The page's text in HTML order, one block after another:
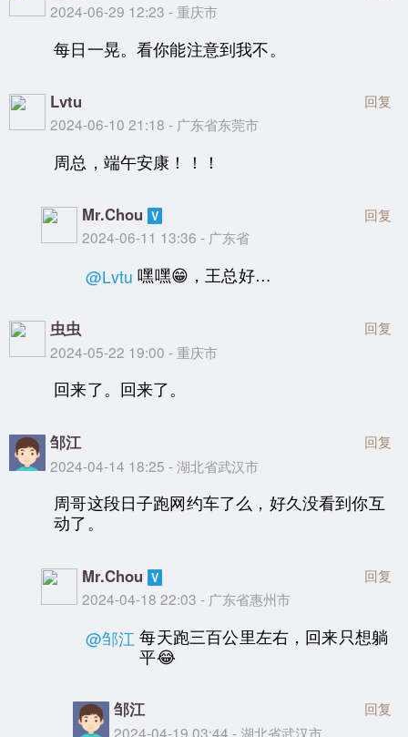
2024-06-29 12:23 - 重庆市
每日一晃。看你能注意到我不。
Lvtu
2024-06-10 21:18 - 广东省东莞市
回复
周总，端午安康！！！
Mr.Chou
2024-06-11 13:36 - 广东省
回复
@Lvtu 嘿嘿😁，王总好…
虫虫
2024-05-22 19:00 - 重庆市
回复
回来了。回来了。
邹江
2024-04-14 18:25 - 湖北省武汉市
回复
周哥这段日子跑网约车了么，好久没看到你互
动了。
Mr.Chou
2024-04-18 22:03 - 广东省惠州市
回复
@邹江 每天跑三百公里左右，回来只想躺
平😂
邹江
2024-04-19 03:44 - 湖北省武汉市
回复